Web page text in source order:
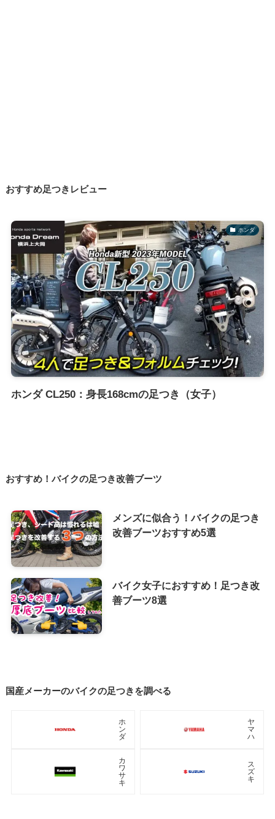
おすすめ足つきレビュー
ホンダ
ホンダ CL250：身長168cmの足つき（女子）
おすすめ！バイクの足つき改善ブーツ
メンズに似合う！バイクの足つき
改善ブーツおすすめ5選
バイク女子におすすめ！足つき改
善ブーツ8選
国産メーカーのバイクの足つきを調べる
ホ
ン
ダ
ヤ
マ
ハ
カ
ワ
サ
キ
ス
ズ
キ